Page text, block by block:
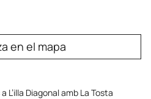
en el mapa
L’illa Diagonal amb La Tosta